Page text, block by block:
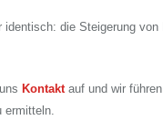
die Steigerung
Kontaktauf und wir
ermitteln.